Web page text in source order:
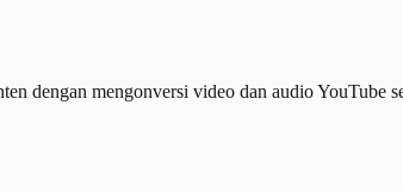
dengan mengonversi video dan audio